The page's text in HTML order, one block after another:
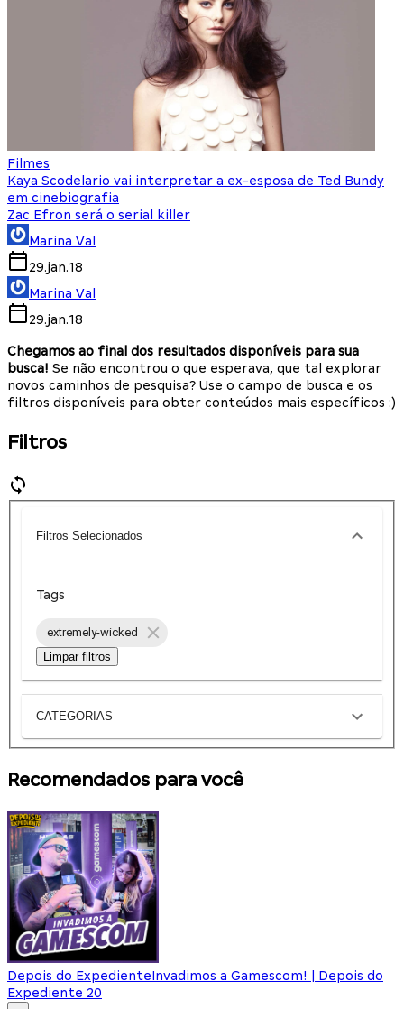
Filmes
Kaya Scodelario vai interpretar a ex-esposa de Ted Bundy
em cinebiografia
Zac Efron será o serial killer
Marina Val
29.jan.18
Marina Val
29.jan.18
Chegamos ao final dos resultados disponíveis para sua
busca! Se não encontrou o que esperava, que tal explorar
novos caminhos de pesquisa? Use o campo de busca e os
filtros disponíveis para obter conteúdos mais específicos :)
Filtros
Filtros Selecionados
Tags
extremely-wicked
Limpar filtros
CATEGORIAS
Recomendados para você
Depois do ExpedienteInvadimos a Gamescom! | Depois do
Expediente 20